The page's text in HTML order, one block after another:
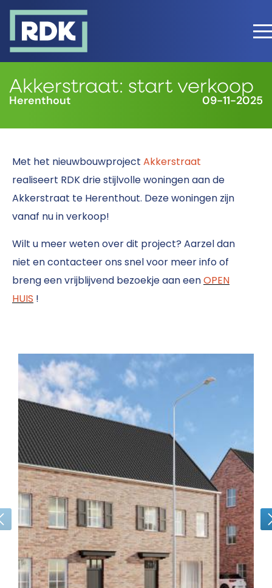
Akkerstraat: start verkoop
Herenthout 09-11-2025
Met het nieuwbouwproject Akkerstraat
realiseert RDK drie stijlvolle woningen aan de
Akkerstraat te Herenthout. Deze woningen zijn
vanaf nu in verkoop!
Wilt u meer weten over dit project? Aarzel dan
niet en contacteer ons snel voor meer info of
breng een vrijblijvend bezoekje aan eenOPEN
HUIS !